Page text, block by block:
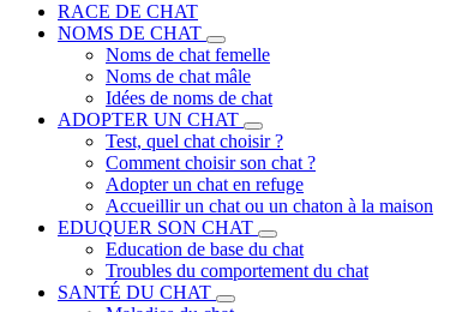
RACE DE CHAT
NOMS DE CHAT
Noms de chat femelle
Noms de chat mâle
Idées de noms de chat
ADOPTER UN CHAT
Test, quel chat choisir ?
Comment choisir son chat ?
Adopter un chat en refuge
Accueillir un chat ou un chaton à la maison
EDUQUER SON CHAT
Education de base du chat
Troubles du comportement du chat
SANTÉ DU CHAT